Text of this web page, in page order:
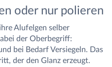
oder nur polieren
Alufelgen selber
der Oberbegriff:
bei Bedarf Versiegeln. Das
der den Glanz erzeugt.